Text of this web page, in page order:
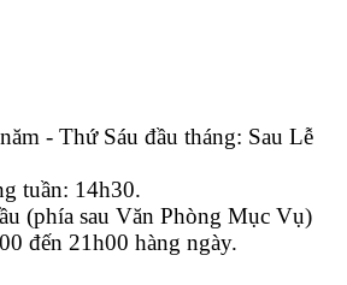
- Thứ Sáu đầu tháng: Sau Lễ
tuần: 14h30.
(phía sau Văn Phòng Mục Vụ)
đến 21h00 hàng ngày.